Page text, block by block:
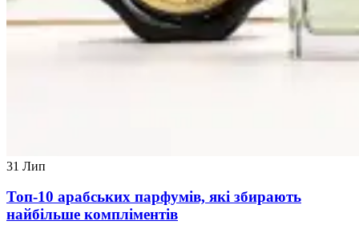
31 Лип
Топ-10 арабських парфумів, які збирають
найбільше компліментів